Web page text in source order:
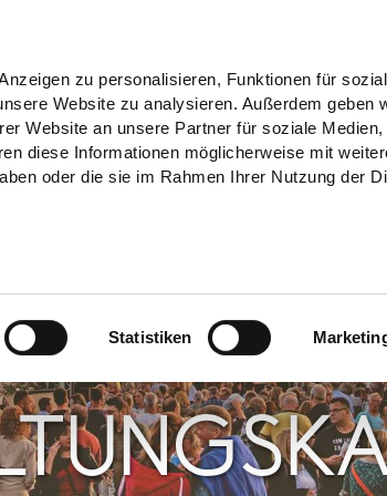
zu personalisieren, Funktionen für
Website zu analysieren. Außerdem geben
Website an unsere Partner für soziale Medien,
diese Informationen möglicherweise mit
oder die sie im Rahmen Ihrer Nutzung der
Statistiken